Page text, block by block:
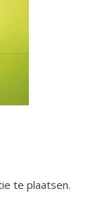
te plaatsen.